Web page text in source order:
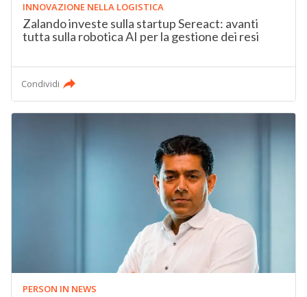
INNOVAZIONE NELLA LOGISTICA
Zalando investe sulla startup Sereact: avanti
tutta sulla robotica AI per la gestione dei resi
Condividi
PERSON IN NEWS